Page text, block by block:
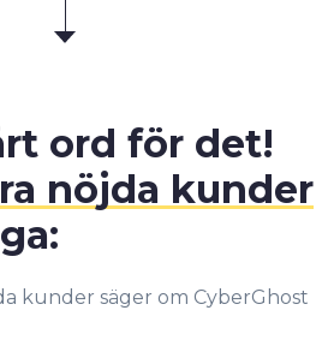
ord för det!
nöjda kunder
kunder säger om CyberGhost